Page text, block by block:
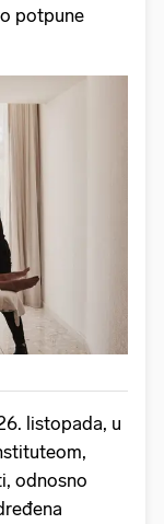
potpune
listopada, u
odnosno